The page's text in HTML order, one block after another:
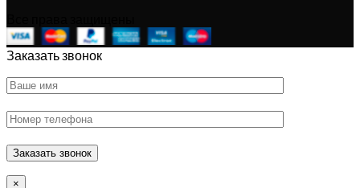
Заказать звонок
×